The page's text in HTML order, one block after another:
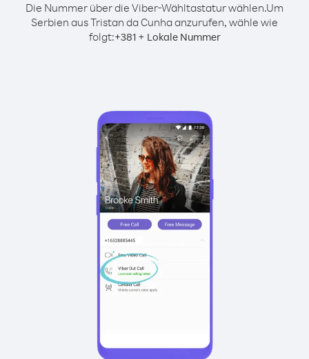
Die Nummer über die Viber-Wähltastatur wählen.Um
Serbien aus Tristan da Cunha anzurufen, wähle wie
folgt:+381+ Lokale Nummer